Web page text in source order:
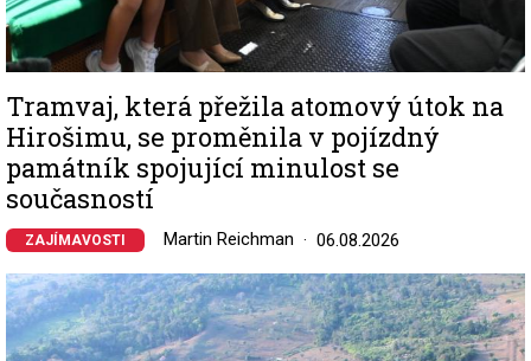
Tramvaj, která přežila atomový útok na
Hirošimu, se proměnila v pojízdný
památník spojující minulost se
současností
ZAJÍMAVOSTI Martin Reichman 06.08.2026
Image